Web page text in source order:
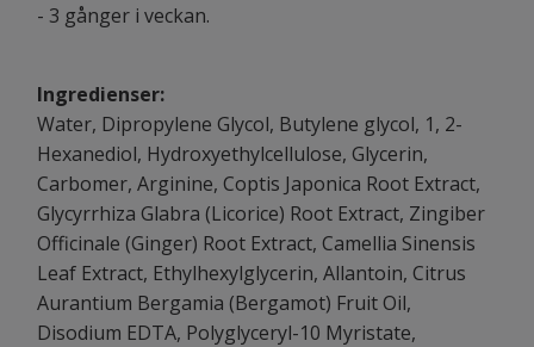
- 3 gånger i veckan.
Ingredienser:
Water, Dipropylene Glycol, Butylene glycol, 1, 2-
Hexanediol, Hydroxyethylcellulose, Glycerin,
Carbomer, Arginine, Coptis Japonica Root Extract,
Glycyrrhiza Glabra (Licorice) Root Extract, Zingiber
Officinale (Ginger) Root Extract, Camellia Sinensis
Leaf Extract, Ethylhexylglycerin, Allantoin, Citrus
Aurantium Bergamia (Bergamot) Fruit Oil,
Disodium EDTA, Polyglyceryl-10 Myristate,